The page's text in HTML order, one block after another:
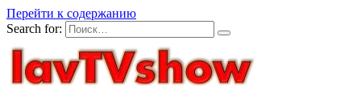
Перейти к содержанию
Search for: